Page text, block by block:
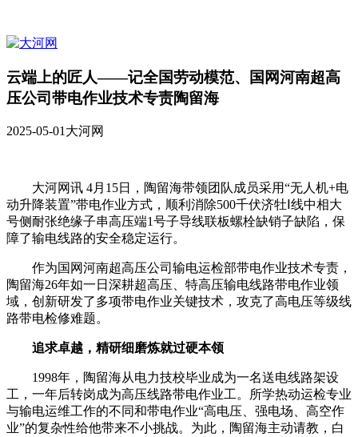
云端上的匠人——记全国劳动模范、国网河南超高
压公司带电作业技术专责陶留海
2025-05-01大河网
大河网讯 4月15日，陶留海带领团队成员采用“无人机+电
动升降装置”带电作业方式，顺利消除500千伏济牡Ⅰ线中相大
号侧耐张绝缘子串高压端1号子导线联板螺栓缺销子缺陷，保
障了输电线路的安全稳定运行。
作为国网河南超高压公司输电运检部带电作业技术专责，
陶留海26年如一日深耕超高压、特高压输电线路带电作业领
域，创新研发了多项带电作业关键技术，攻克了高电压等级线
路带电检修难题。
追求卓越，精研细磨炼就过硬本领
1998年，陶留海从电力技校毕业成为一名送电线路架设
工，一年后转岗成为高压线路带电作业工。所学热动运检专业
与输电运维工作的不同和带电作业“高电压、强电场、高空作
业”的复杂性给他带来不小挑战。为此，陶留海主动请教，白